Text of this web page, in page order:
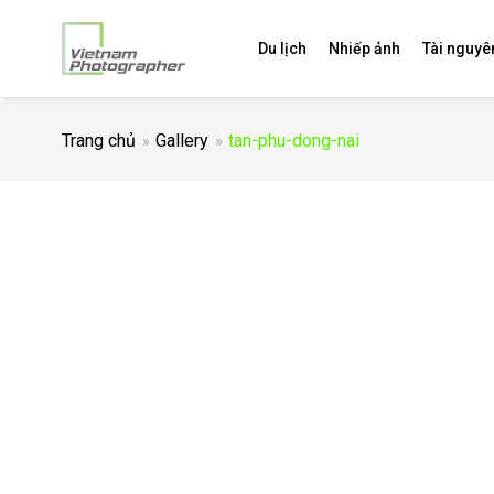
Du lịch Nhiếp ảnh Tài
Trang chủ Gallery tan-phu-dong-nai